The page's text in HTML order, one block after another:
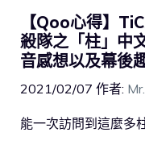
【Qoo心得】
殺隊之「柱」中
音感想以及幕後
2021/02/07 作者:
能一次訪問到這麼多